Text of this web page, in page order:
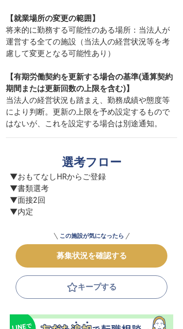
【就業場所の変更の範囲】
将来的に勤務する可能性のある場所：当法人が
運営する全ての施設（当法人の経営状況等を考
慮して変更となる可能性あり）
【有期労働契約を更新する場合の基準(通算契約
期間または更新回数の上限を含む)】
当法人の経営状況も踏まえ、勤務成績や態度等
により判断。更新の上限を予め設定するもので
はないが、これを設定する場合は別途通知。
選考フロー
▼おもてなしHRからご登録
▼書類選考
▼面接2回
▼内定
この施設が気になったら
募集状況を確認する
キープする